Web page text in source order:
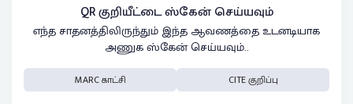
QR குறியீட்டை ஸ்கேன் செய்யவும்
எந்த சாதனத்திலிருந்தும் இந்த ஆவணத்தை உடனடியாக
அணுக ஸ்கேன் செய்யவும்..
MARC காட்சி CITE குறிப்பு